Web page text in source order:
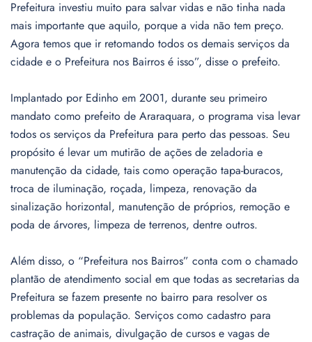
Prefeitura investiu muito para salvar vidas e não tinha nada
mais importante que aquilo, porque a vida não tem preço.
Agora temos que ir retomando todos os demais serviços da
cidade e o Prefeitura nos Bairros é isso”, disse o prefeito.
Implantado por Edinho em 2001, durante seu primeiro
mandato como prefeito de Araraquara, o programa visa levar
todos os serviços da Prefeitura para perto das pessoas. Seu
propósito é levar um mutirão de ações de zeladoria e
manutenção da cidade, tais como operação tapa-buracos,
troca de iluminação, roçada, limpeza, renovação da
sinalização horizontal, manutenção de próprios, remoção e
poda de árvores, limpeza de terrenos, dentre outros.
Além disso, o “Prefeitura nos Bairros” conta com o chamado
plantão de atendimento social em que todas as secretarias da
Prefeitura se fazem presente no bairro para resolver os
problemas da população. Serviços como cadastro para
castração de animais, divulgação de cursos e vagas de